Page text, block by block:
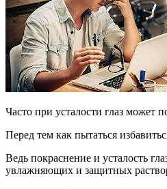
Часто при усталости глаз может
Перед тем как пытаться
Ведь покраснение и усталость
увлажняющих и защитных